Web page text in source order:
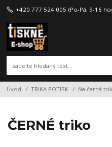
+420 777 524 005 (Po-Pá, 9-16
Úvod TRIKA POTISK Na černá
ČERNÉ triko